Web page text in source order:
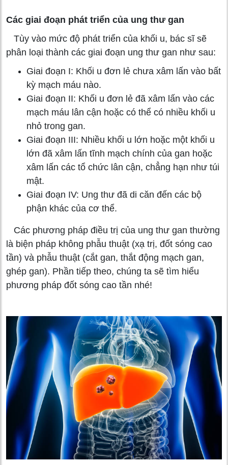
Các giai đoạn phát triển của ung thư gan
Tùy vào mức độ phát triển của khối u, bác sĩ sẽ
phân loại thành các giai đoạn ung thư gan như sau:
Giai đoạn I: Khối u đơn lẻ chưa xâm lấn vào bất
kỳ mạch máu nào.
Giai đoạn II: Khối u đơn lẻ đã xâm lấn vào các
mạch máu lân cận hoặc có thể có nhiều khối u
nhỏ trong gan.
Giai đoạn III: Nhiều khối u lớn hoặc một khối u
lớn đã xâm lấn tĩnh mạch chính của gan hoặc
xâm lấn các tổ chức lân cận, chẳng hạn như túi
mật.
Giai đoạn IV: Ung thư đã di căn đến các bộ
phận khác của cơ thể.
Các phương pháp điều trị của ung thư gan thường
là biện pháp không phẫu thuật (xạ trị, đốt sóng cao
tần) và phẫu thuật (cắt gan, thắt động mạch gan,
ghép gan). Phần tiếp theo, chúng ta sẽ tìm hiểu
phương pháp đốt sóng cao tần nhé!